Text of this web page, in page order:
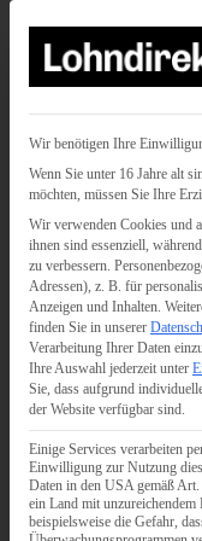
Wir benötigen Ihre
Wenn Sie unter 16 Jahre alt
möchten, müssen Sie Ihre
Wir verwenden Cookies und
ihnen sind essenziell,
zu verbessern.
Adressen), z. B. für
Anzeigen und Inhalten.
finden Sie in unserer
Verarbeitung Ihrer Daten
Ihre Auswahl jederzeit unter
Sie, dass aufgrund
der Website verfügbar sind.
Einige Services verarbeiten
Einwilligung zur Nutzung
Daten in den USA gemäß
ein Land mit unzureichendem
beispielsweise die Gefahr,